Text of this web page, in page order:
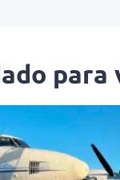
para